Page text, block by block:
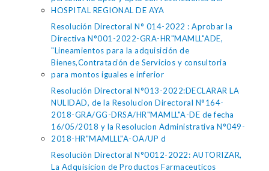
HOSPITAL REGIONAL DE AYA
Resolución Directoral N° 014-2022 : Aprobar la
Directiva N°001-2022-GRA-HR"MAMLL"ADE,
"Lineamientos para la adquisición de
Bienes,Contratación de Servicios y consultoria
para montos iguales e inferior
Resolución Directoral N°013-2022:DECLARAR LA
NULIDAD, de la Resolucion Directoral N°164-
2018-GRA/GG-DRSA/HR"MAMLL"A-DE de fecha
16/05/2018 y la Resolucion Administrativa N°049-
2018-HR"MAMLLL"A-OA/UP d
Resolución Directoral N°0012-2022: AUTORIZAR,
La Adquisicion de Productos Farmaceuticos